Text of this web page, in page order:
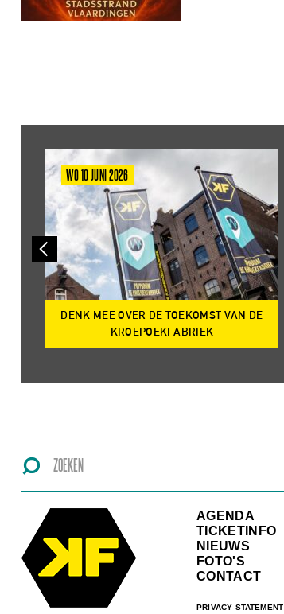
WO 10 JUNI 2026
DENK MEE OVER DE TOEKOMST VAN DE
KROEPOEKFABRIEK
AGENDA
TICKETINFO
NIEUWS
FOTO'S
CONTACT
PRIVACY STATEMENT